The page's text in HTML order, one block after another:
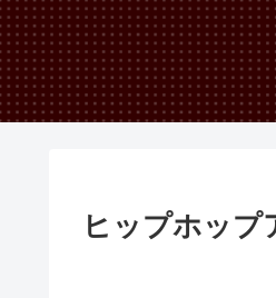
ヒップホップ